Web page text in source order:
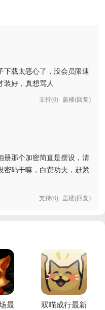
下载太恶心了，没会员限速
装好，真想骂人
支持(0) 盖楼(回复)
册那个加密简直是摆设，清
密码干嘛，白费功夫，赶紧
支持(0) 盖楼(回复)
最
双喵成行最新